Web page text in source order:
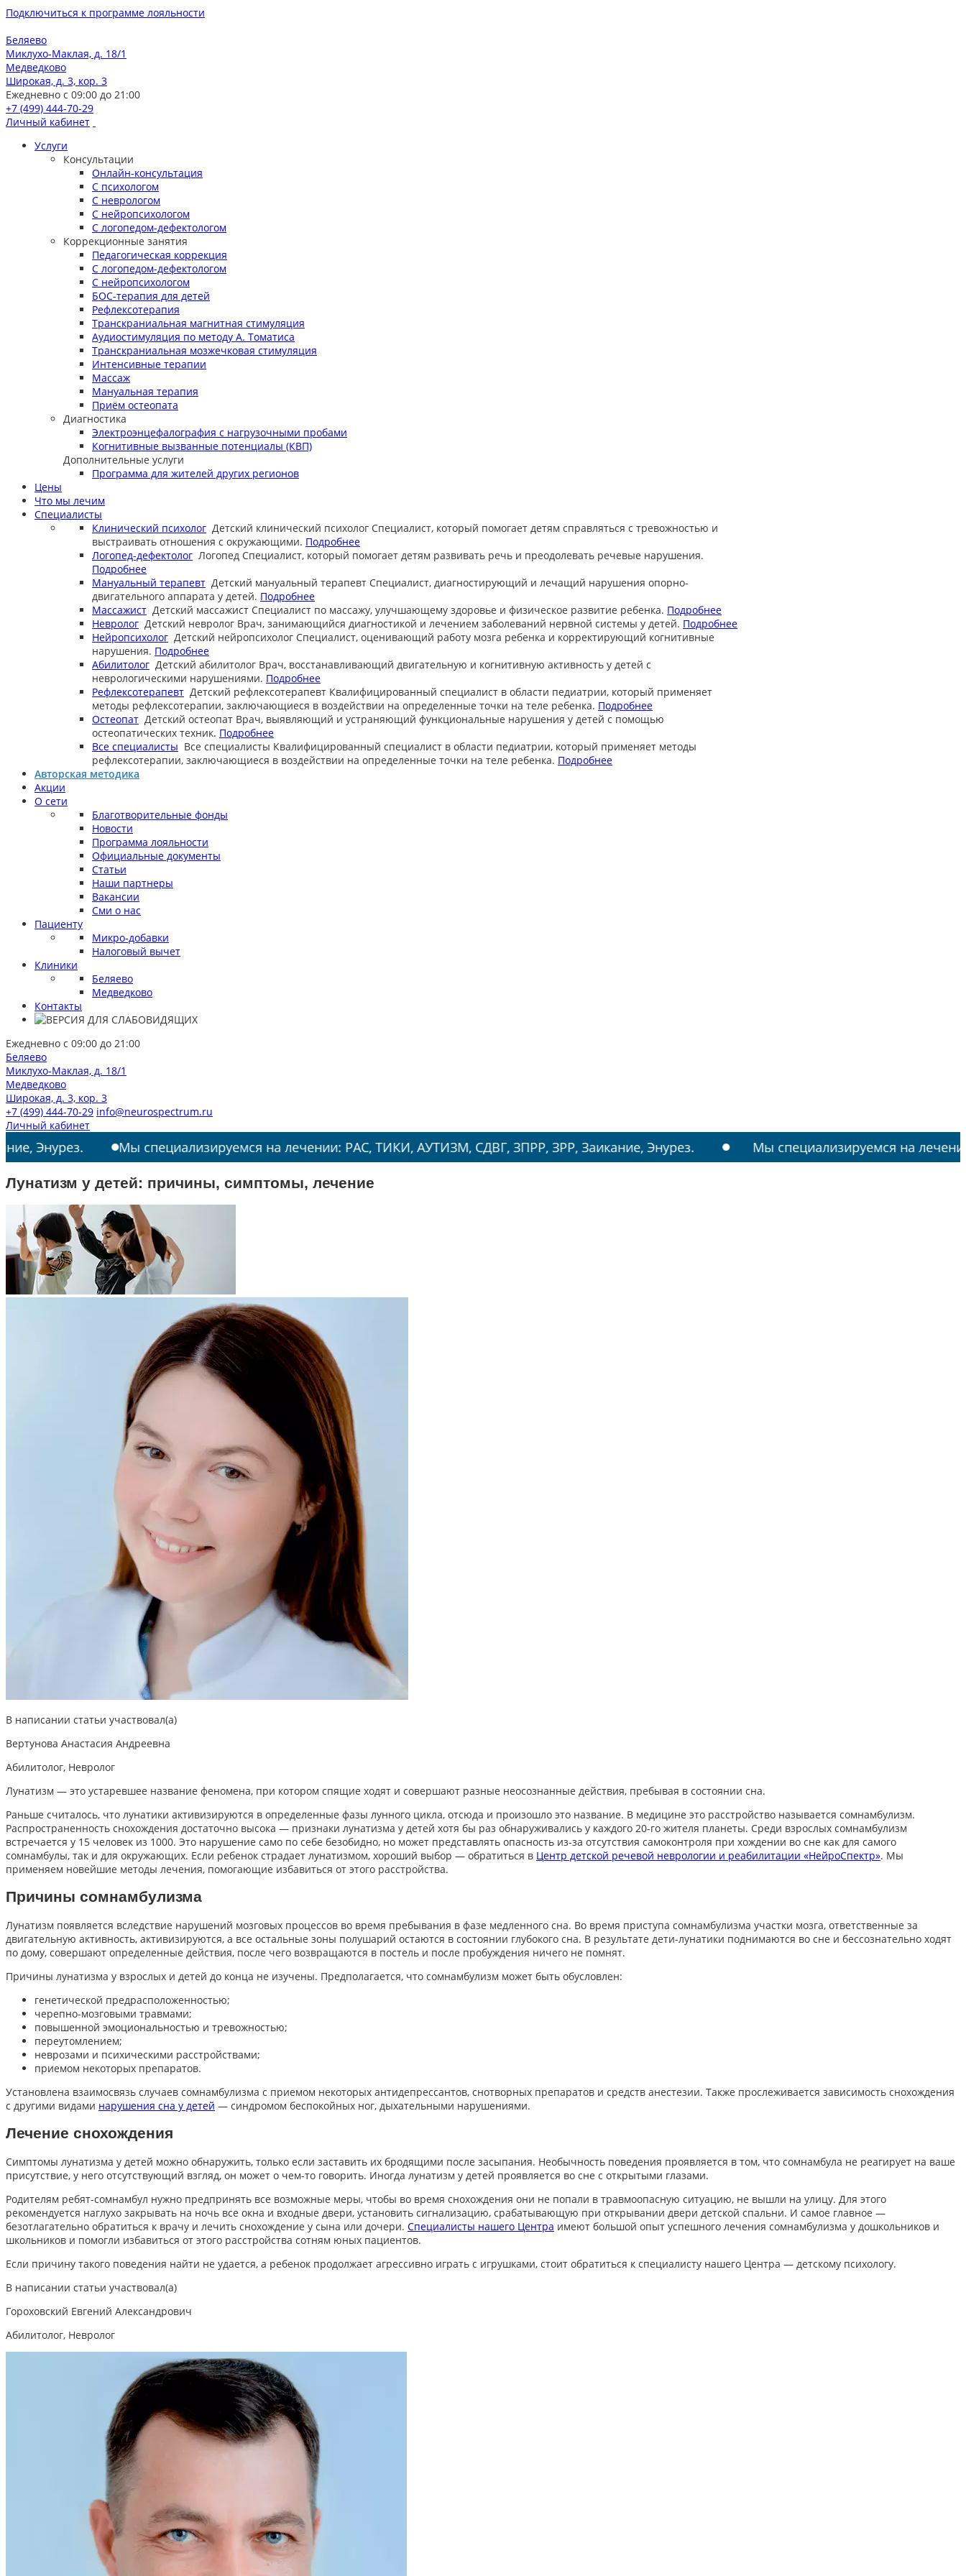
Подключиться к программе лояльности
Беляево
Миклухо-Маклая, д. 18/1
Медведково
Широкая, д. 3, кор. 3
Ежедневно с 09:00 до 21:00
+7 (499) 444-70-29
Личный кабинет
Услуги
Консультации
Онлайн-консультация
С психологом
С неврологом
С нейропсихологом
С логопедом-дефектологом
Коррекционные занятия
Педагогическая коррекция
С логопедом-дефектологом
С нейропсихологом
БОС-терапия для детей
Рефлексотерапия
Транскраниальная магнитная стимуляция
Аудиостимуляция по методу А. Томатиса
Транскраниальная мозжечковая стимуляция
Интенсивные терапии
Массаж
Мануальная терапия
Приём остеопата
Диагностика
Электроэнцефалография с нагрузочными пробами
Когнитивные вызванные потенциалы (КВП)
Дополнительные услуги
Программа для жителей других регионов
Цены
Что мы лечим
Специалисты
Клинический психолог Детский клинический психолог Специалист, который помогает детям справляться с тревожностью и
выстраивать отношения с окружающими. Подробнее
Логопед-дефектолог Логопед Специалист, который помогает детям развивать речь и преодолевать речевые нарушения.
Подробнее
Мануальный терапевт Детский мануальный терапевт Специалист, диагностирующий и лечащий нарушения опорно-
двигательного аппарата у детей. Подробнее
Массажист Детский массажист Специалист по массажу, улучшающему здоровье и физическое развитие ребенка. Подробнее
Невролог Детский невролог Врач, занимающийся диагностикой и лечением заболеваний нервной системы у детей. Подробнее
Нейропсихолог Детский нейропсихолог Специалист, оценивающий работу мозга ребенка и корректирующий когнитивные
нарушения. Подробнее
Абилитолог Детский абилитолог Врач, восстанавливающий двигательную и когнитивную активность у детей с
неврологическими нарушениями. Подробнее
Рефлексотерапевт Детский рефлексотерапевт Квалифицированный специалист в области педиатрии, который применяет
методы рефлексотерапии, заключающиеся в воздействии на определенные точки на теле ребенка. Подробнее
Остеопат Детский остеопат Врач, выявляющий и устраняющий функциональные нарушения у детей с помощью
остеопатических техник. Подробнее
Все специалисты Все специалисты Квалифицированный специалист в области педиатрии, который применяет методы
рефлексотерапии, заключающиеся в воздействии на определенные точки на теле ребенка. Подробнее
Авторская методика
Акции
О сети
Благотворительные фонды
Новости
Программа лояльности
Официальные документы
Статьи
Наши партнеры
Вакансии
Сми о нас
Пациенту
Микро-добавки
Налоговый вычет
Клиники
Беляево
Медведково
Контакты
Ежедневно с 09:00 до 21:00
Беляево
Миклухо-Маклая, д. 18/1
Медведково
Широкая, д. 3, кор. 3
+7 (499) 444-70-29 info@neurospectrum.ru
Личный кабинет
Мы специализируемся на лечении: РАС, ТИКИ, АУТИЗМ, СДВГ, ЗПРР, ЗРР, Заикание, Энурез. Мы специализируемся на лечении: РАС,
Лунатизм у детей: причины, симптомы, лечение
В написании статьи участвовал(а)
Вертунова Анастасия Андреевна
Абилитолог, Невролог
Лунатизм — это устаревшее название феномена, при котором спящие ходят и совершают разные неосознанные действия, пребывая в состоянии сна.
Раньше считалось, что лунатики активизируются в определенные фазы лунного цикла, отсюда и произошло это название. В медицине это расстройство называется сомнамбулизм.
Распространенность снохождения достаточно высока — признаки лунатизма у детей хотя бы раз обнаруживались у каждого 20-го жителя планеты. Среди взрослых сомнамбулизм
встречается у 15 человек из 1000. Это нарушение само по себе безобидно, но может представлять опасность из-за отсутствия самоконтроля при хождении во сне как для самого
сомнамбулы, так и для окружающих. Если ребенок страдает лунатизмом, хороший выбор — обратиться в Центр детской речевой неврологии и реабилитации «НейроСпектр». Мы
применяем новейшие методы лечения, помогающие избавиться от этого расстройства.
Причины сомнамбулизма
Лунатизм появляется вследствие нарушений мозговых процессов во время пребывания в фазе медленного сна. Во время приступа сомнамбулизма участки мозга, ответственные за
двигательную активность, активизируются, а все остальные зоны полушарий остаются в состоянии глубокого сна. В результате дети-лунатики поднимаются во сне и бессознательно ходят
по дому, совершают определенные действия, после чего возвращаются в постель и после пробуждения ничего не помнят.
Причины лунатизма у взрослых и детей до конца не изучены. Предполагается, что сомнамбулизм может быть обусловлен:
генетической предрасположенностью;
черепно-мозговыми травмами;
повышенной эмоциональностью и тревожностью;
переутомлением;
неврозами и психическими расстройствами;
приемом некоторых препаратов.
Установлена взаимосвязь случаев сомнамбулизма с приемом некоторых антидепрессантов, снотворных препаратов и средств анестезии. Также прослеживается зависимость снохождения
с другими видами нарушения сна у детей — синдромом беспокойных ног, дыхательными нарушениями.
Лечение снохождения
Симптомы лунатизма у детей можно обнаружить, только если заставить их бродящими после засыпания. Необычность поведения проявляется в том, что сомнамбула не реагирует на ваше
присутствие, у него отсутствующий взгляд, он может о чем-то говорить. Иногда лунатизм у детей проявляется во сне с открытыми глазами.
Родителям ребят-сомнамбул нужно предпринять все возможные меры, чтобы во время снохождения они не попали в травмоопасную ситуацию, не вышли на улицу. Для этого
рекомендуется наглухо закрывать на ночь все окна и входные двери, установить сигнализацию, срабатывающую при открывании двери детской спальни. И самое главное —
безотлагательно обратиться к врачу и лечить снохождение у сына или дочери. Специалисты нашего Центра имеют большой опыт успешного лечения сомнамбулизма у дошкольников и
школьников и помогли избавиться от этого расстройства сотням юных пациентов.
Если причину такого поведения найти не удается, а ребенок продолжает агрессивно играть с игрушками, стоит обратиться к специалисту нашего Центра — детскому психологу.
В написании статьи участвовал(а)
Гороховский Евгений Александрович
Абилитолог, Невролог